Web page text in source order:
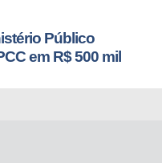
Público
em R$ 500 mil